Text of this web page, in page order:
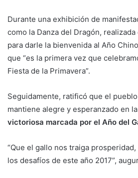
Durante una exhibición de
como la Danza del Dragón,
para darle la bienvenida al Año
que “es la primera vez que
Fiesta de la Primavera”.
Seguidamente, ratificó que el
mantiene alegre y esperanzado en la
victoriosa marcada por el Año del
“Que el gallo nos traiga
los desafíos de este año 2017”,